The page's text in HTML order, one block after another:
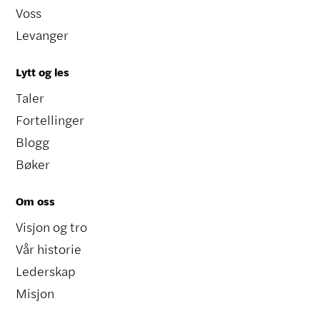
Voss
Levanger
Lytt og les
Taler
Fortellinger
Blogg
Bøker
Om oss
Visjon og tro
Vår historie
Lederskap
Misjon